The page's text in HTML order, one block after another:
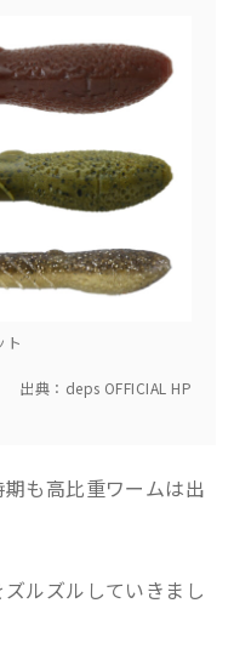
ト
出典：deps OFFICIAL HP
も高比重ワームは出
ルズルしていきまし